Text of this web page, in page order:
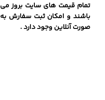
تمام قیمت های سایت بروز می
باشند و امکان ثبت سفارش به
صورت آنلاین وجود دارد .